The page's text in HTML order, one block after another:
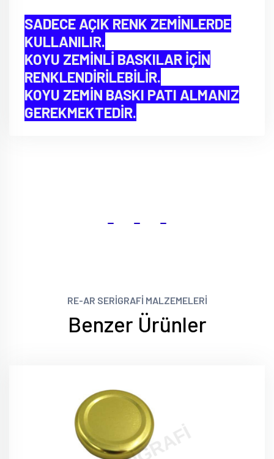
SADECE AÇIK RENK ZEMİNLERDE
KULLANILIR.
KOYU ZEMİNLİ BASKILAR İÇİN
RENKLENDİRİLEBİLİR.
KOYU ZEMİN BASKI PATI ALMANIZ
GEREKMEKTEDİR.
RE-AR SERİGRAFİ MALZEMELERİ
Benzer Ürünler